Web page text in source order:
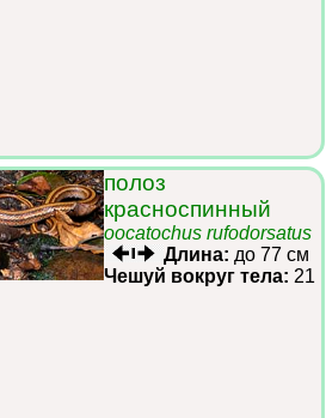
полоз
красноспинный
oocatochus rufodorsatus
Длина: до 77 см
Чешуй вокруг тела: 21